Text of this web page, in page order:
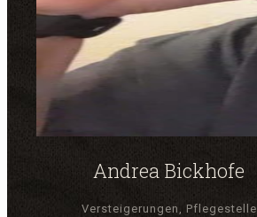
Andrea Bickhofe
Versteigerungen, Pflegestelle